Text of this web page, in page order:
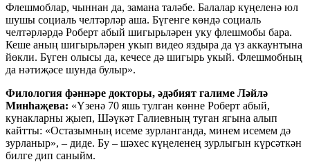
Флешмоблар, чыннан да, замана таләбе. Балалар күңеленә юл
шушы социаль челтәрләр аша. Бүгенге көндә социаль
челтәрләрдә Роберт абый шигырьләрен уку флешмобы бара.
Кеше аның шигырьләрен укып видео яздыра да үз аккаунтына
йөкли. Бүген олысы да, кечесе дә шигырь укый. Флешмобның
да нәтиҗәсе шунда булыр».
Филология фәннәре докторы, әдәбият галиме Ләйлә
Минһаҗева: «Үзенә 70 яшь тулган көнне Роберт абый,
кунакларны җыеп, Шәүкәт Галиевның туган ягына алып
кайтты: «Остазымның исеме зурланганда, минем исемем дә
зурланыр», – диде. Бу – шәхес күңеленең зурлыгын күрсәткән
билге дип саныйм.